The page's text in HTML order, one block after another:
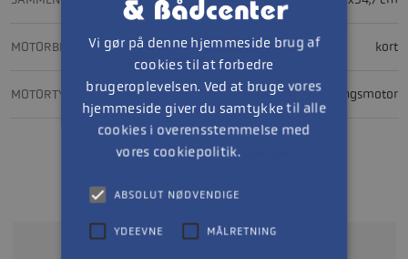
MOTORBEN, LÆNGDE kort
MOTORTYPE påhængsmotor
Bliv kontaktet hurtigt muligt
Vi gør på denne hjemmeside brug af
cookies til at forbedre
brugeroplevelsen. Ved at bruge vores
hjemmeside giver du samtykke til alle
cookies i overensstemmelse med
vores cookiepolitik.
ABSOLUT NØDVENDIGE
YDEEVNE MÅLRETNING